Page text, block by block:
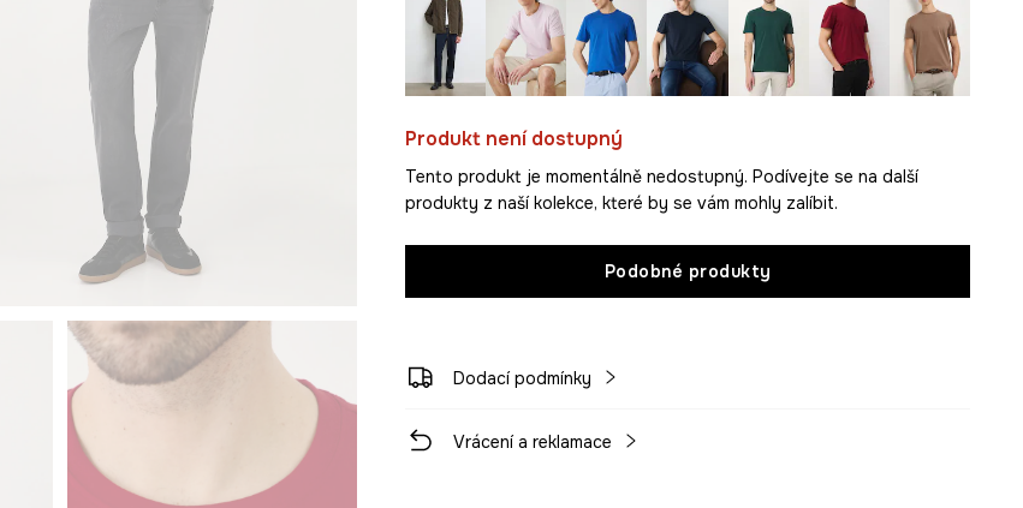
Produkt není dostupný
Tento produkt je momentálně nedostupný. Podívejte se na další
produkty z naší kolekce, které by se vám mohly zalíbit.
Podobné produkty
Dodací podmínky
Vrácení a reklamace